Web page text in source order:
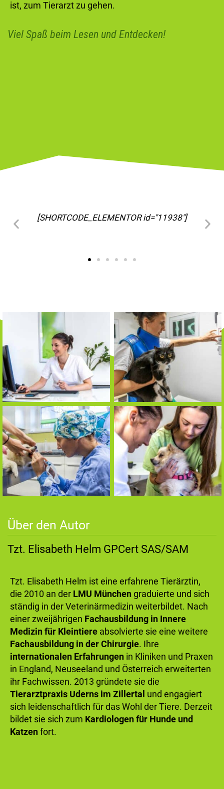
ist, zum Tierarzt zu gehen.
Viel Spaß beim Lesen und Entdecken!
[SHORTCODE_ELEMENTOR id="11963"]
Über den Autor
Tzt. Elisabeth Helm GPCert SAS/SAM
Tzt. Elisabeth Helm ist eine erfahrene Tierärztin,
die 2010 an der LMU Münchengraduierte und sich
ständig in der Veterinärmedizin weiterbildet. Nach
einer zweijährigen Fachausbildung in Innere
Medizin für Kleintiere absolvierte sie eine weitere
Fachausbildung in der Chirurgie. Ihre
internationalen Erfahrungen in Kliniken und Praxen
in England, Neuseeland und Österreich erweiterten
ihr Fachwissen. 2013 gründete sie die
Tierarztpraxis Uderns im Zillertal und engagiert
sich leidenschaftlich für das Wohl der Tiere. Derzeit
bildet sie sich zum Kardiologen für Hunde und
Katzenfort.